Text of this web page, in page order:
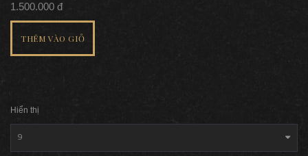
1.500.000 đ
THÊM VÀO GIỎ
Hiển thị
9